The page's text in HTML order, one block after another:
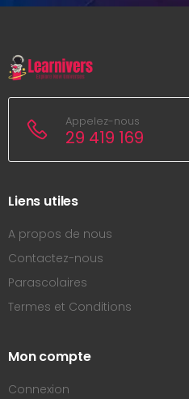
Appelez-nous
29 419 169
Liens utiles
A propos de nous
Contactez-nous
Parascolaires
Termes et Conditions
Mon compte
Connexion